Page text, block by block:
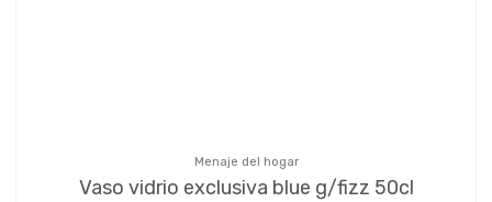
Menaje del hogar
Vaso vidrio exclusiva blue g/fizz 50cl